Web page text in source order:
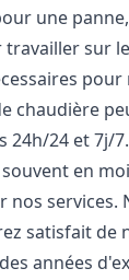
une
sur
chaudière
24h/24 et 7j/
en
nos
satisfait de
années